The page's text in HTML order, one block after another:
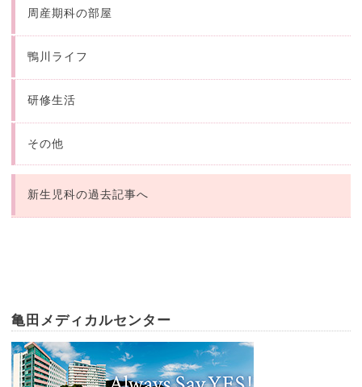
周産期科の部屋
鴨川ライフ
研修生活
その他
新生児科の過去記事へ
亀田メディカルセンター